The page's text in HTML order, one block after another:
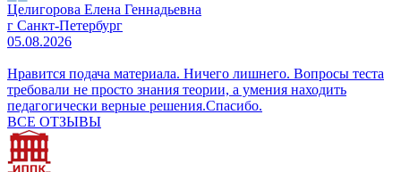
Целигорова Елена Геннадьевна
г Санкт-Петербург
05.08.2026
Нравится подача материала. Ничего лишнего. Вопросы теста
требовали не просто знания теории, а умения находить
педагогически верные решения.Спасибо.
ВСЕ ОТЗЫВЫ